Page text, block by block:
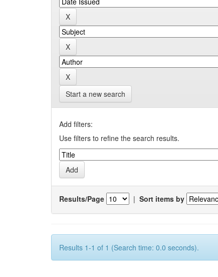
Start a new search
Add filters:
Use filters to refine the search results.
Results/Page | Sort items by
Results 1-1 of 1 (Search time: 0.0 seconds).